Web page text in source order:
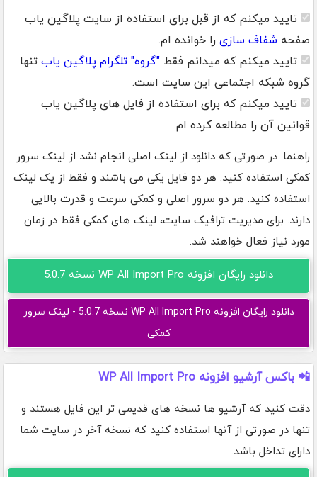
تایید میکنم که از قبل برای استفاده از سایت پلاگین یاب
صفحه شفاف سازی را خوانده ام.
تایید میکنم که میدانم فقط "گروه" تلگرام پلاگین یاب تنها
گروه شبکه اجتماعی این سایت است.
تایید میکنم که برای استفاده از فایل های پلاگین یاب
قوانین آن را مطالعه کرده ام.
راهنما: در صورتی که دانلود از لینک اصلی انجام نشد از لینک سرور
کمکی استفاده کنید. هر دو فایل یکی می باشند و فقط از یک لینک
استفاده کنید. هر دو سرور اصلی و کمکی سرعت و قدرت بالایی
دارند. برای مدیریت ترافیک سایت، لینک های کمکی فقط در زمان
مورد نیاز فعال خواهند شد.
دانلود رایگان افزونه WP All Import Pro نسخه 5.0.7
دانلود رایگان افزونه WP All Import Pro نسخه 5.0.7 - لینک سرور
کمکی
📲 باکس آرشیو افزونه WP All Import Pro
دقت کنید که آرشیو ها نسخه های قدیمی تر این فایل هستند و
تنها در صورتی از آنها استفاده کنید که نسخه آخر در سایت شما
دارای تداخل باشد.